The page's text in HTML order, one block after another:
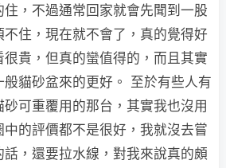
，不過通常回家就會先聞到一股
住，現在就不會了，真的覺得好
貴，但真的蠻值得的，而且其實
貓砂盆來的更好。 至於有些人有
可重覆用的那台，其實我也沒用
的評價都不是很好，我就沒去嘗
，還要拉水線，對我來說真的頗